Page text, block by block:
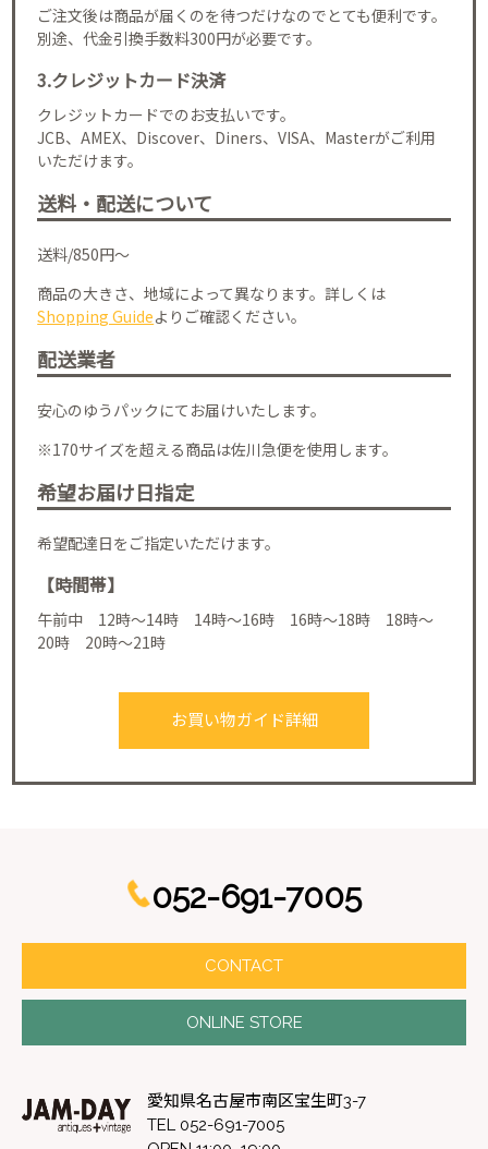
ご注文後は商品が届くのを待つだけなのでとても便利です。
別途、代金引換手数料300円が必要です。
3.クレジットカード決済
クレジットカードでのお支払いです。
JCB、AMEX、Discover、Diners、VISA、Masterがご利用
いただけます。
送料・配送について
送料/850円～
商品の大きさ、地域によって異なります。詳しくは
Shopping Guideよりご確認ください。
配送業者
安心のゆうパックにてお届けいたします。
※170サイズを超える商品は佐川急便を使用します。
希望お届け日指定
希望配達日をご指定いただけます。
【時間帯】
午前中 12時～14時 14時～16時 16時～18時 18時～
20時 20時～21時
お買い物ガイド詳細
052-691-7005
CONTACT
ONLINE STORE
愛知県名古屋市南区宝生町3-7
TEL 052-691-7005